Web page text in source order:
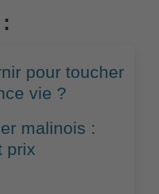
pour toucher
vie ?
malinois :
prix